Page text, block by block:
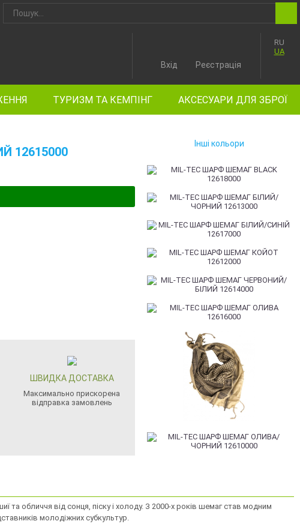
RU
UA
Вхід Реєстрація
ТУРИЗМ ТА КЕМПІНГ АКСЕСУАРИ ДЛЯ ЗБРОЇ
12615000
ШВИДКА ДОСТАВКА
Максимально прискорена
відправка замовлень
Інші кольори
та обличчя від сонця, піску і холоду. З 2000-х років шемаг став модним
молодіжних субкультур.